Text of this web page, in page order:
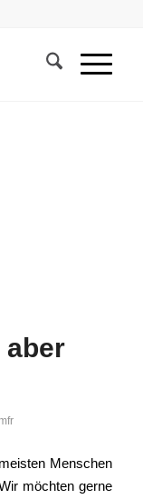
aber
mfr
Menschen
möchten gerne